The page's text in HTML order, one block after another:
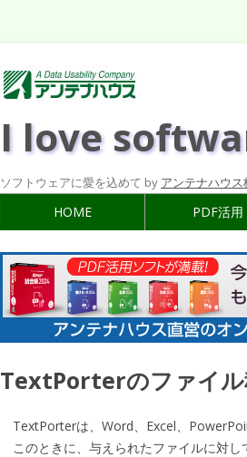
I love
ソフトウェアに愛を込めて by アンテナハウス
HOME PDF活用
TextPorterのファイル
TextPorterは、Word、Excel、
このときに、与えられたファイルに対